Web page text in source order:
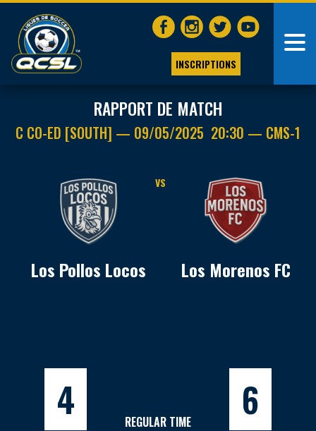
INSCRIPTIONS
RAPPORT DE MATCH
C CO-ED [SOUTH] — 09/05/2025 20:30 — CMS-1
Los Pollos Locos
VS
Los Morenos FC
4 REGULAR TIME 6